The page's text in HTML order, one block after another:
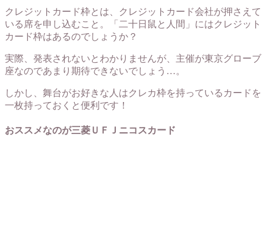
クレジットカード枠とは、クレジットカード会社が押さえて
いる席を申し込むこと。「二十日鼠と人間」にはクレジット
カード枠はあるのでしょうか？
実際、発表されないとわかりませんが、主催が東京グローブ
座なのであまり期待できないでしょう…。
しかし、舞台がお好きな人はクレカ枠を持っているカードを
一枚持っておくと便利です！
おススメなのが三菱ＵＦＪニコスカード